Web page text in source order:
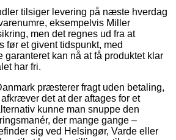
tilsiger levering på næste hverdag
eksempelvis Miller
men det regnes ud fra at
før et givent tidspunkt, med
garanteret kan nå at få produktet klar
har fri.
præsterer fragt uden betaling,
det at der aftages for et
kunne man snuppe den
der mange gange –
sig ved Helsingør, Varde eller